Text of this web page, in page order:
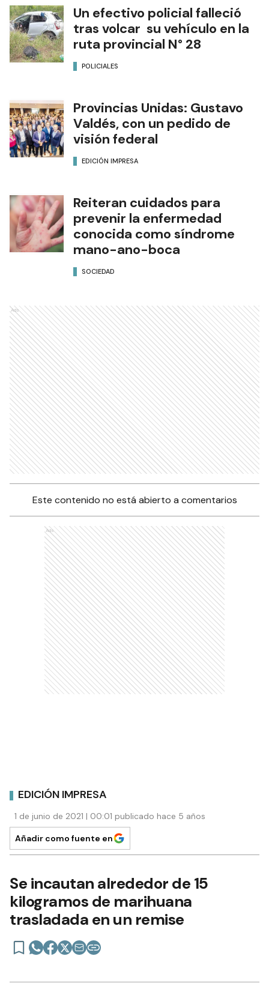
Un efectivo policial falleció
tras volcar su vehículo en la
ruta provincial N° 28
POLICIALES
Provincias Unidas: Gustavo
Valdés, con un pedido de
visión federal
EDICIÓN IMPRESA
Reiteran cuidados para
prevenir la enfermedad
conocida como síndrome
mano-ano-boca
SOCIEDAD
Ads
Este contenido no está abierto a comentarios
Ads
EDICIÓN IMPRESA
1 de junio de 2021 | 00:01 publicado hace 5 años
Añadir como fuente en
Se incautan alrededor de 15
kilogramos de marihuana
trasladada en un remise